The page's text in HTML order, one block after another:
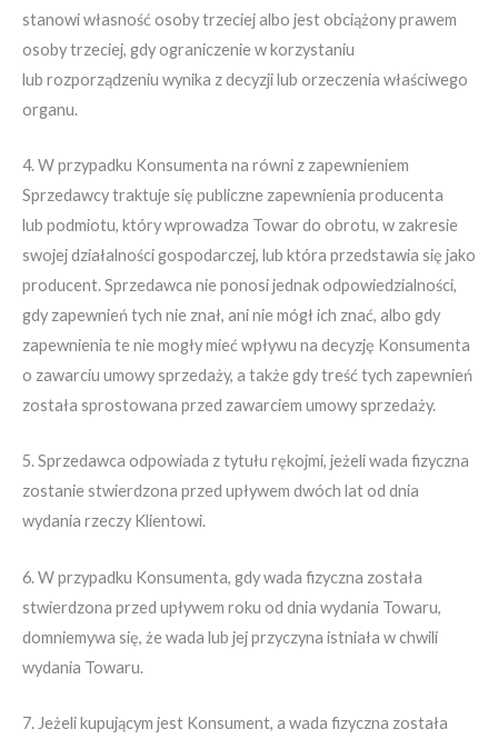
stanowi własność osoby trzeciej albo jest obciążony prawem
osoby trzeciej, gdy ograniczenie w korzystaniu
lub rozporządzeniu wynika z decyzji lub orzeczenia właściwego
organu.
4. W przypadku Konsumenta na równi z zapewnieniem
Sprzedawcy traktuje się publiczne zapewnienia producenta
lub podmiotu, który wprowadza Towar do obrotu, w zakresie
swojej działalności gospodarczej, lub która przedstawia się jako
producent. Sprzedawca nie ponosi jednak odpowiedzialności,
gdy zapewnień tych nie znał, ani nie mógł ich znać, albo gdy
zapewnienia te nie mogły mieć wpływu na decyzję Konsumenta
o zawarciu umowy sprzedaży, a także gdy treść tych zapewnień
została sprostowana przed zawarciem umowy sprzedaży.
5. Sprzedawca odpowiada z tytułu rękojmi, jeżeli wada fizyczna
zostanie stwierdzona przed upływem dwóch lat od dnia
wydania rzeczy Klientowi.
6. W przypadku Konsumenta, gdy wada fizyczna została
stwierdzona przed upływem roku od dnia wydania Towaru,
domniemywa się, że wada lub jej przyczyna istniała w chwili
wydania Towaru.
7. Jeżeli kupującym jest Konsument, a wada fizyczna została